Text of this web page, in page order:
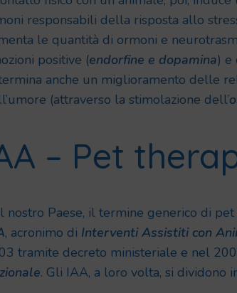
responsabili della risposta allo
le quantità di ormoni e
positive (endorfine e dopamina) e
anche un miglioramento delle
(attraverso la stimolazione dell’
– Pet
nostro Paese, il termine generico di
, acronimo di Interventi Assistiti con
tramite decreto ministeriale e nel
. Gli IAA, a loro volta, si dividono